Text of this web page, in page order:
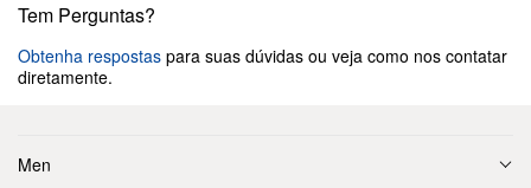
Tem Perguntas?
Obtenha respostas para suas dúvidas ou veja como nos contatar
diretamente.
Men